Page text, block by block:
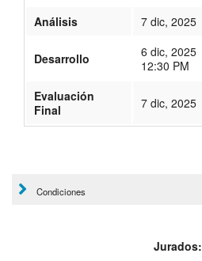
Análisis 7 dic, 2025
Desarrollo
6 dic, 2025
12:30 PM
Evaluación
Final
7 dic, 2025
Condiciones
Jurados: